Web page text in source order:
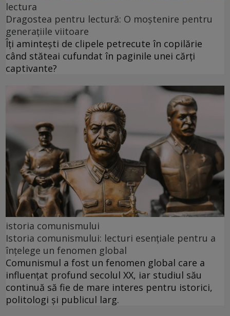
lectura
Dragostea pentru lectură: O moștenire pentru
generațiile viitoare
Îți amintești de clipele petrecute în copilărie
când stăteai cufundat în paginile unei cărți
captivante?
istoria comunismului
Istoria comunismului: lecturi esențiale pentru a
înțelege un fenomen global
Comunismul a fost un fenomen global care a
influențat profund secolul XX, iar studiul său
continuă să fie de mare interes pentru istorici,
politologi și publicul larg.